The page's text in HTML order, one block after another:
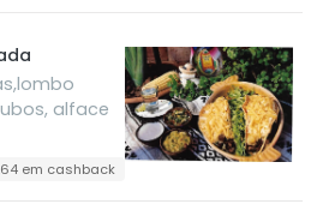
alface
em cashback